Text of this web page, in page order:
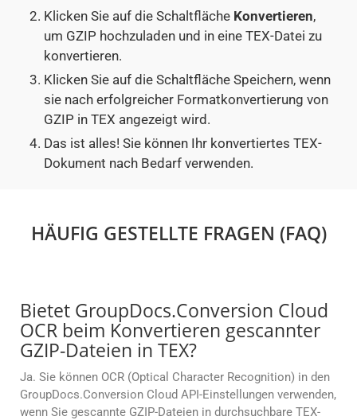
Klicken Sie auf die Schaltfläche Konvertieren,
um GZIP hochzuladen und in eine TEX-Datei zu
konvertieren.
Klicken Sie auf die Schaltfläche Speichern, wenn
sie nach erfolgreicher Formatkonvertierung von
GZIP in TEX angezeigt wird.
Das ist alles! Sie können Ihr konvertiertes TEX-
Dokument nach Bedarf verwenden.
HÄUFIG GESTELLTE FRAGEN (FAQ)
Bietet GroupDocs.Conversion Cloud
OCR beim Konvertieren gescannter
GZIP-Dateien in TEX?
Ja. Sie können OCR (Optical Character Recognition) in den
GroupDocs.Conversion Cloud API-Einstellungen verwenden,
wenn Sie gescannte GZIP-Dateien in durchsuchbare TEX-